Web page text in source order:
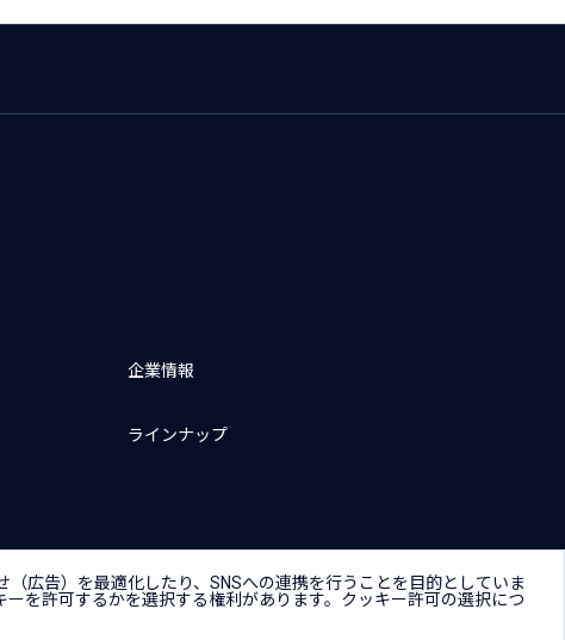
企業情報
ラインナップ
クッキー（Cookie）プリファレンス
広告）を最適化したり、SNSへの連携を行うことを目的としていま
を許可するかを選択する権利があります。クッキー許可の選択につ